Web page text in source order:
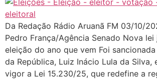
Da Redação Rádio Aruanã FM 03/10/
Pedro França/Agência Senado Nova lei
eleição do ano que vem Foi
da República, Luiz Inácio Lula da Silva,
vigor a Lei 15.230/25, que redefine a